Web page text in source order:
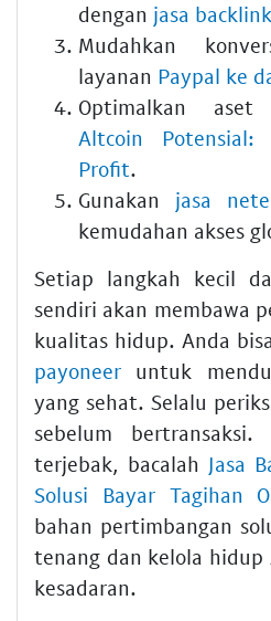
dengan jasa backlink
Mudahkan
layanan Paypal ke
Optimalkan
Altcoin
Profit.
Gunakan jasa
kemudahan akses
Setiap langkah kecil
sendiri akan membawa
kualitas hidup. Anda
payoneer untuk
yang sehat. Selalu
sebelum
terjebak, bacalah Jasa
Solusi Bayar Tagihan
bahan pertimbangan
tenang dan kelola hidup
kesadaran.